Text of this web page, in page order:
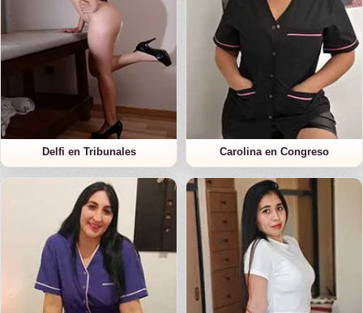
Delfi en Tribunales Carolina en Congreso